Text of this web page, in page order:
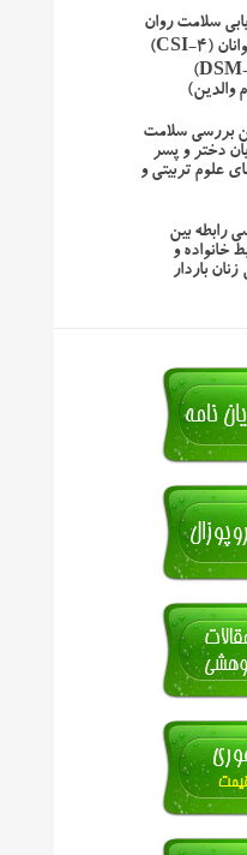
سلامت روان
کودکان و نوجوانان (CSI-4)
براساس (DSM-IV)
والدین)
بررسی سلامت
دختر و پسر
علوم تربیتی و
رابطه بین
خانواده و
باردار